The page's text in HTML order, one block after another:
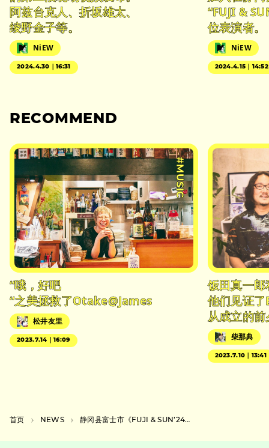
阿兹台克人、折坂雄太、
绫野金子等。
NiEW
2024.4.30｜16:31
“FUJI &
位表演者。
NiEW
2024.4.15｜14:52
RECOMMEND
#MUSIC
“哦，好吧
“之美拯救了Otake@James
松井友里
2023.7.14｜16:09
饭田真一
他们见证
从成立的
柴那典
2023.7.10｜13:41
首页 NEWS 静冈县富士市《FUJI & SUN’24》演出时间表公布。森山直太郎将在最后一场演出。